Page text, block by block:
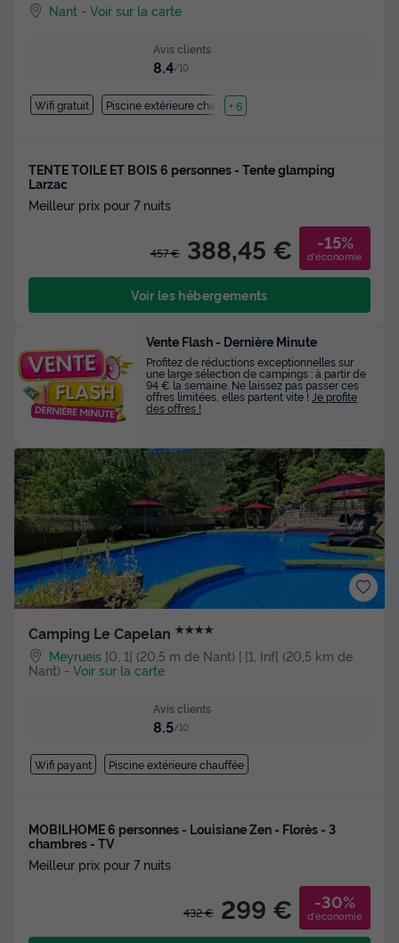
Nant -Voir sur la carte
Avis clients
8.4/10
Wifi gratuit Piscine extérieure chauffée
+ 6
TENTE TOILE ET BOIS 6 personnes - Tente glamping
Larzac
Meilleur prix pour 7 nuits
457 € 388,45 € -15%
d'économie
Voir les hébergements
Camping Le Capelan ★★★★
Meyrueis ]0, 1[ (20,5 m de Nant) | [1, Inf[ (20,5 km de
Nant) -Voir sur la carte
Avis clients
8.5/10
Wifi payant Piscine extérieure chauffée
MOBILHOME 6 personnes - Louisiane Zen - Florès - 3
chambres - TV
Meilleur prix pour 7 nuits
432 € 299 € -30%
d'économie
Vente Flash - Dernière Minute
Profitez de réductions exceptionnelles sur
une large sélection de campings : à partir de
94 € la semaine. Ne laissez pas passer ces
offres limitées, elles partent vite ! Je profite
des offres !